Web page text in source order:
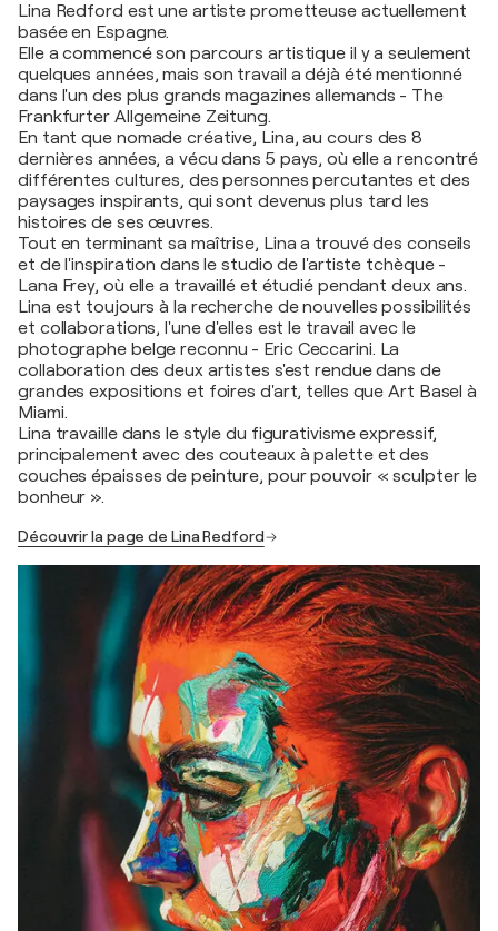
Lina Redford est une artiste prometteuse actuellement
basée en Espagne.
Elle a commencé son parcours artistique il y a seulement
quelques années, mais son travail a déjà été mentionné
dans l'un des plus grands magazines allemands - The
Frankfurter Allgemeine Zeitung.
En tant que nomade créative, Lina, au cours des 8
dernières années, a vécu dans 5 pays, où elle a rencontré
différentes cultures, des personnes percutantes et des
paysages inspirants, qui sont devenus plus tard les
histoires de ses œuvres.
Tout en terminant sa maîtrise, Lina a trouvé des conseils
et de l'inspiration dans le studio de l'artiste tchèque -
Lana Frey, où elle a travaillé et étudié pendant deux ans.
Lina est toujours à la recherche de nouvelles possibilités
et collaborations, l'une d'elles est le travail avec le
photographe belge reconnu - Eric Ceccarini. La
collaboration des deux artistes s'est rendue dans de
grandes expositions et foires d'art, telles que Art Basel à
Miami.
Lina travaille dans le style du figurativisme expressif,
principalement avec des couteaux à palette et des
couches épaisses de peinture, pour pouvoir « sculpter le
bonheur ».
Découvrir la page de Lina Redford